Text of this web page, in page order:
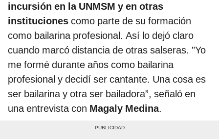
incursión en la UNMSM y en otras
instituciones como parte de su formación
como bailarina profesional. Así lo dejó claro
cuando marcó distancia de otras salseras. "Yo
me formé durante años como bailarina
profesional y decidí ser cantante. Una cosa es
ser bailarina y otra ser bailadora”, señaló en
una entrevista con Magaly Medina.